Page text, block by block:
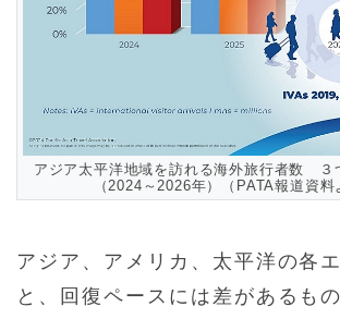
アジア太平洋地域を訪れる海外旅行者数 ３
（2024～2026年）（PATA報道資料
アジア、アメリカ、太平洋の各
と、回復ペースには差があるも